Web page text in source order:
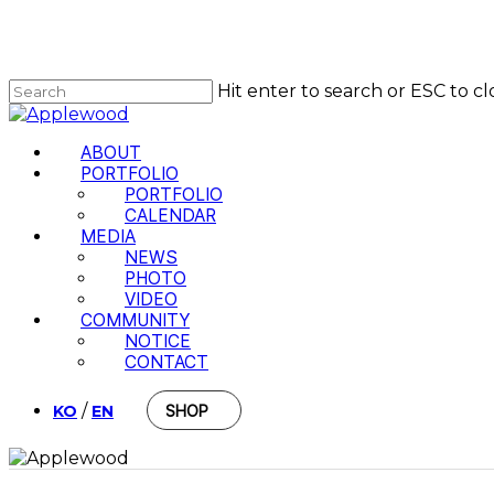
content
Hit enter to search or ESC to
Close
Menu
ABOUT
PORTFOLIO
PORTFOLIO
CALENDAR
MEDIA
NEWS
PHOTO
VIDEO
COMMUNITY
NOTICE
CONTACT
KO / EN SHOP